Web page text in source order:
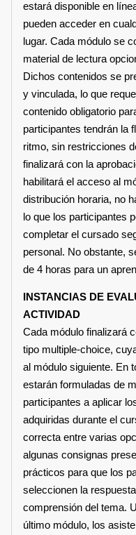
estará disponible en
pueden acceder en
lugar. Cada módulo se
material de lectura
Dichos contenidos se
y vinculada, lo que
contenido obligatorio
participantes tendrán la
ritmo, sin restricciones
finalizará con la
habilitará el acceso al
distribución horaria, no
lo que los participantes
completar el cursado
personal. No obstante,
de 4 horas para un
INSTANCIAS DE
ACTIVIDAD
Cada módulo finalizará
tipo multiple-choice,
al módulo siguiente. En
estarán formuladas de
participantes a aplicar
adquiridas durante el
correcta entre varias
algunas consignas
prácticos para que los
seleccionen la
comprensión del tema.
último módulo, los